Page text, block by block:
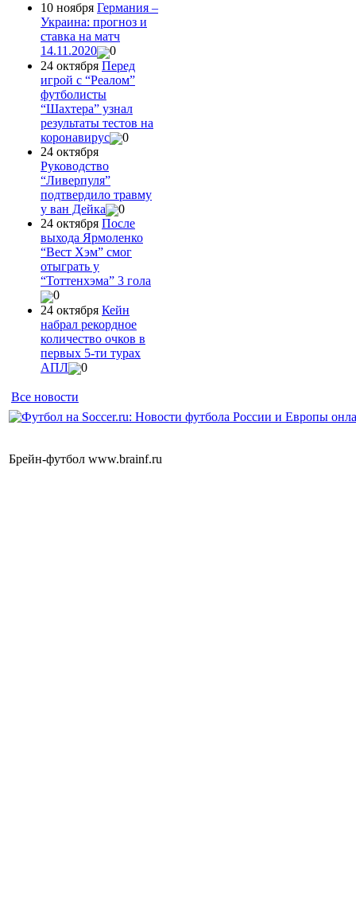
10 ноября Германия –
Украина: прогноз и
ставка на матч
14.11.2020
0
24 октября Перед
игрой с “Реалом”
футболисты
“Шахтера” узнал
результаты тестов на
коронавирус
0
24 октября
Руководство
“Ливерпуля”
подтвердило травму
у ван Дейка
0
24 октября После
выхода Ярмоленко
“Вест Хэм” смог
отыграть у
“Тоттенхэма” 3 гола
0
24 октября Кейн
набрал рекордное
количество очков в
первых 5-ти турах
АПЛ
0
Все новости
Брейн-футбол www.brainf.ru